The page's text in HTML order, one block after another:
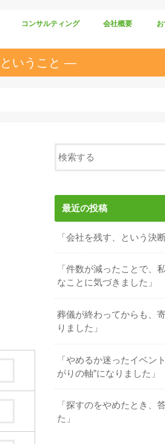
コンサルティング
仕組みづくり
商品づくり
人づくり
会社概要
いうこと ―
最近の投稿
「会社を残す、という決断
「件数が減ったことで、
なことに気づきました」
葬儀が終わってからも、
りました」
「やめるか迷ったイベン
がりの軸”になりました」
「探すのをやめたとき、
た」